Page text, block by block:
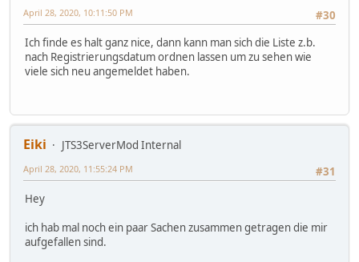
#30
April 28, 2020, 10:11:50 PM
Ich finde es halt ganz nice, dann kann man sich die Liste z.b.
nach Registrierungsdatum ordnen lassen um zu sehen wie
viele sich neu angemeldet haben.
Eiki
JTS3ServerMod Internal
#31
April 28, 2020, 11:55:24 PM
Hey
ich hab mal noch ein paar Sachen zusammen getragen die mir
aufgefallen sind.